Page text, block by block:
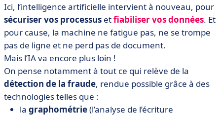
Ici, l’intelligence artificielle intervient à nouveau, pour
sécuriser vos processus etfiabiliser vos données. Et
pour cause, la machine ne fatigue pas, ne se trompe
pas de ligne et ne perd pas de document.
Mais l’IA va encore plus loin !
On pense notamment à tout ce qui relève de la
détection de la fraude, rendue possible grâce à des
technologies telles que :
la graphométrie(l’analyse de l’écriture